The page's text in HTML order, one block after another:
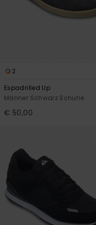
2
Espadrilled Up
Männer Schwarz Schuhe
€ 50,00